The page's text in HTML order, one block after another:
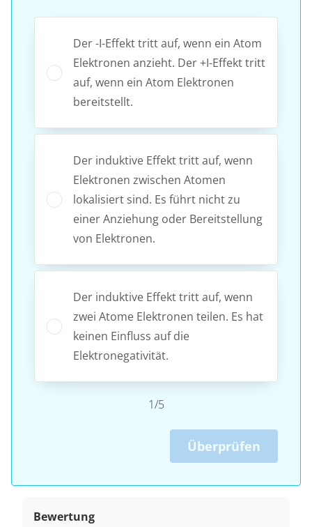
Der -I-Effekt tritt auf, wenn ein Atom
Elektronen anzieht. Der +I-Effekt tritt
auf, wenn ein Atom Elektronen
bereitstellt.
Der induktive Effekt tritt auf, wenn
Elektronen zwischen Atomen
lokalisiert sind. Es führt nicht zu
einer Anziehung oder Bereitstellung
von Elektronen.
Der induktive Effekt tritt auf, wenn
zwei Atome Elektronen teilen. Es hat
keinen Einfluss auf die
Elektronegativität.
1/5
Überprüfen
Bewertung